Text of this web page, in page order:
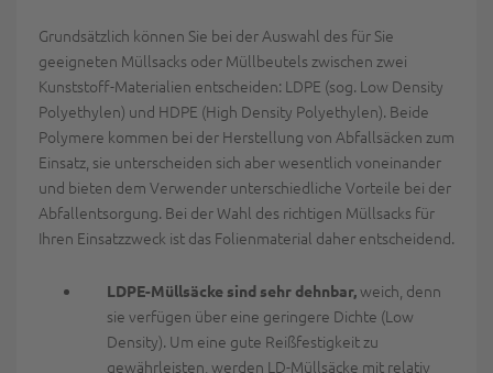
Grundsätzlich können Sie bei der Auswahl des für Sie
geeigneten Müllsacks oder Müllbeutels zwischen zwei
Kunststoff-Materialien entscheiden: LDPE (sog. Low Density
Polyethylen) und HDPE (High Density Polyethylen). Beide
Polymere kommen bei der Herstellung von Abfallsäcken zum
Einsatz, sie unterscheiden sich aber wesentlich voneinander
und bieten dem Verwender unterschiedliche Vorteile bei der
Abfallentsorgung. Bei der Wahl des richtigen Müllsacks für
Ihren Einsatzzweck ist das Folienmaterial daher entscheidend.
LDPE-Müllsäcke sind sehr dehnbar,weich, denn
sie verfügen über eine geringere Dichte (Low
Density). Um eine gute Reißfestigkeit zu
gewährleisten, werden LD-Müllsäcke mit relativ